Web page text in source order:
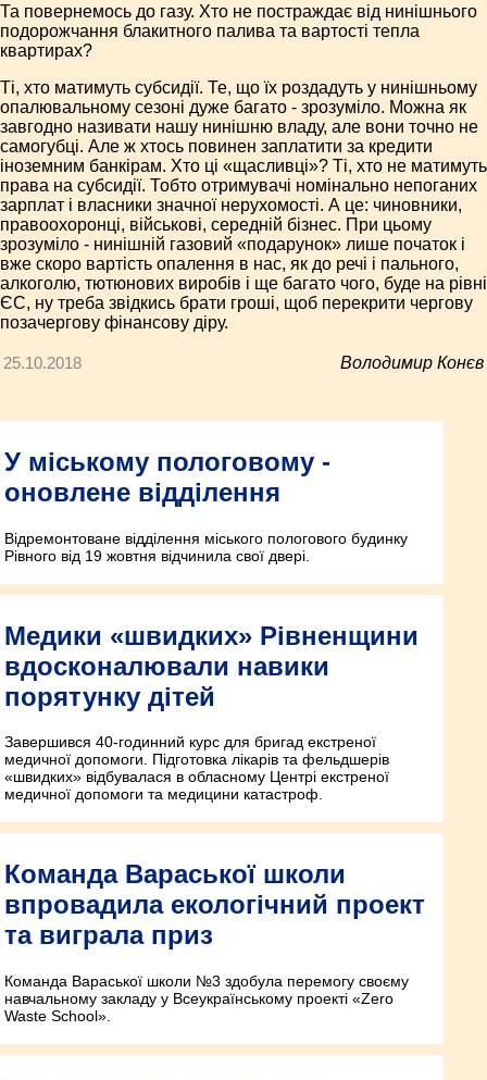
Та повернемось до газу. Хто не постраждає від нинішнього
подорожчання блакитного палива та вартості тепла
квартирах?
Ті, хто матимуть субсидії. Те, що їх роздадуть у нинішньому
опалювальному сезоні дуже багато - зрозуміло. Можна як
завгодно називати нашу нинішню владу, але вони точно не
самогубці. Але ж хтось повинен заплатити за кредити
іноземним банкірам. Хто ці «щасливці»? Ті, хто не матимуть
права на субсидії. Тобто отримувачі номінально непоганих
зарплат і власники значної нерухомості. А це: чиновники,
правоохоронці, військові, середній бізнес. При цьому
зрозуміло - нинішній газовий «подарунок» лише початок і
вже скоро вартість опалення в нас, як до речі і пального,
алкоголю, тютюнових виробів і ще багато чого, буде на рівні
ЄС, ну треба звідкись брати гроші, щоб перекрити чергову
позачергову фінансову діру.
25.10.2018 Володимир Конєв
У міському пологовому -
оновлене відділення
Відремонтоване відділення міського пологового будинку
Рівного від 19 жовтня відчинила свої двері.
Медики «швидких» Рівненщини
вдосконалювали навики
порятунку дітей
Завершився 40-годинний курс для бригад екстреної
медичної допомоги. Підготовка лікарів та фельдшерів
«швидких» відбувалася в обласному Центрі екстреної
медичної допомоги та медицини катастроф.
Команда Вараської школи
впровадила екологічний проект
та виграла приз
Команда Вараської школи №3 здобула перемогу своєму
навчальному закладу у Всеукраїнському проекті «Zero
Waste School».